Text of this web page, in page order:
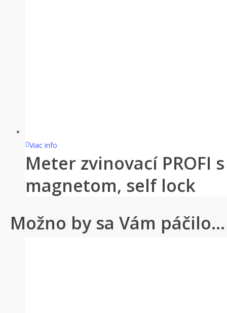
Viac info
Meter zvinovací PROFI s
magnetom, self lock
Možno by sa Vám páčilo…